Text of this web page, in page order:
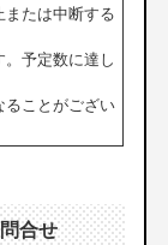
または中断する
予定数に達し
ることがござい
合せ